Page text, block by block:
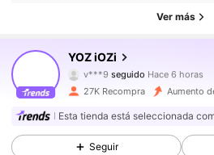
Ver más
YOZ iOZi
v***9 seguido Hace 6 horas
a***nestá navegando
107K Seguidores
27K Recompra Aumento
Esta tienda está seleccionada
Seguir